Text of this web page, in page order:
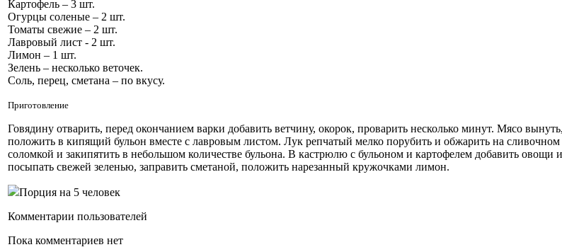
Картофель – 3 шт.
Огурцы соленые – 2 шт.
Томаты свежие – 2 шт.
Лавровый лист - 2 шт.
Лимон – 1 шт.
Зелень – несколько веточек.
Соль, перец, сметана – по вкусу.
Приготовление
Говядину отварить, перед окончанием варки добавить ветчину, окорок, проварить несколько минут. Мясо
положить в кипящий бульон вместе с лавровым листом. Лук репчатый мелко порубить и обжарить на
соломкой и закипятить в небольшом количестве бульона. В кастрюлю с бульоном и картофелем добавить
посыпать свежей зеленью, заправить сметаной, положить нарезанный кружочками лимон.
Порция на 5 человек
Комментарии пользователей
Пока комментариев нет